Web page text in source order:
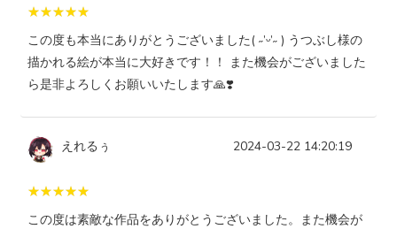
この度も本当にありがとうございました( ˶’ᵕ’˶ ) うつぶし様の
描かれる絵が本当に大好きです！！ また機会がございました
ら是非よろしくお願いいたします🙏❣️
えれるぅ 2024-03-22 14:20:19
この度は素敵な作品をありがとうございました。また機会が